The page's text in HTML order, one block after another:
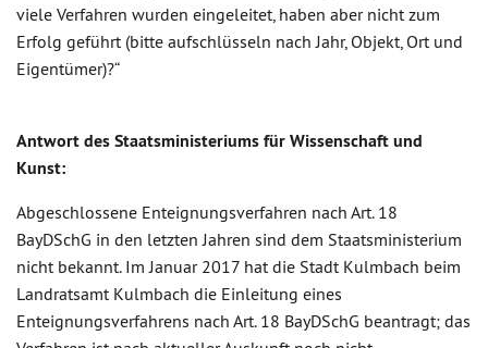
viele Verfahren wurden eingeleitet, haben aber nicht zum
Erfolg geführt (bitte aufschlüsseln nach Jahr, Objekt, Ort und
Eigentümer)?“
Antwort des Staatsministeriums für Wissenschaft und
Kunst:
Abgeschlossene Enteignungsverfahren nach Art. 18
BayDSchG in den letzten Jahren sind dem Staatsministerium
nicht bekannt. Im Januar 2017 hat die Stadt Kulmbach beim
Landratsamt Kulmbach die Einleitung eines
Enteignungsverfahrens nach Art. 18 BayDSchG beantragt; das